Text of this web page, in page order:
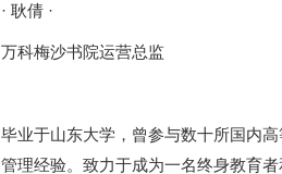
· 耿倩 ·
万科梅沙书院运营总监
毕业于山东大学，曾参与数十所国内
管理经验。致力于成为一名终身教育